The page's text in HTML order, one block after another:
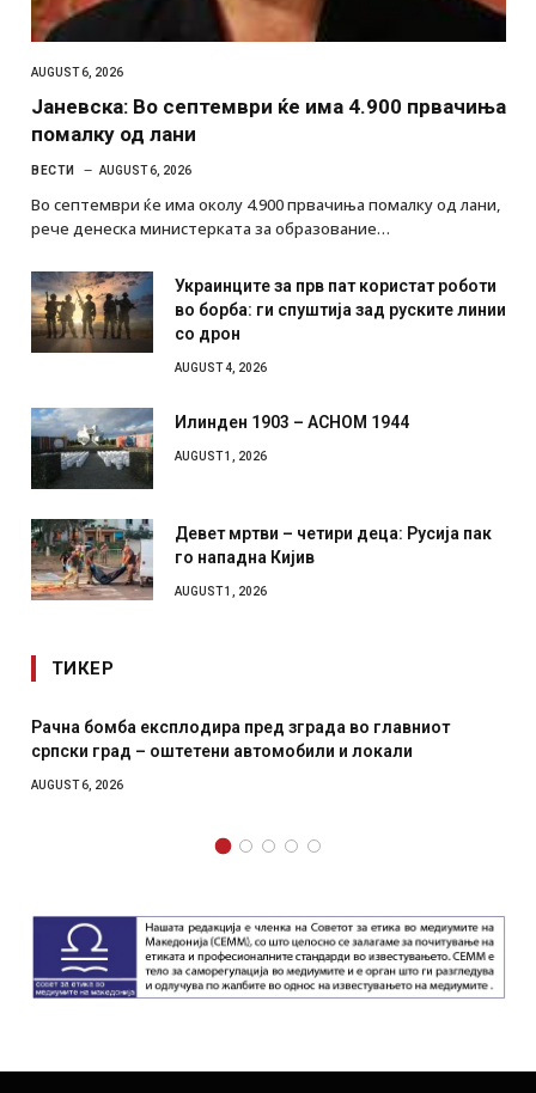
AUGUST 6, 2026
Јаневска: Во септември ќе има 4.900 првачиња
помалку од лани
ВЕСТИ AUGUST 6, 2026
Во септември ќе има околу 4.900 првачиња помалку од лани,
рече денеска министерката за образование…
Украинците за прв пат користат роботи
во борба: ги спуштија зад руските линии
со дрон
AUGUST 4, 2026
Илинден 1903 – АСНОМ 1944
AUGUST 1, 2026
Девет мртви – четири деца: Русија пак
го нападна Кијив
AUGUST 1, 2026
ТИКЕР
И Данска се милитарилизира – воведува нова
месечна воена